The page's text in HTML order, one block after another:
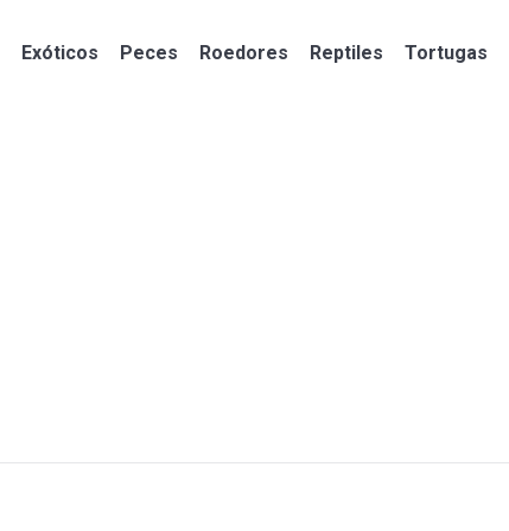
Exóticos Peces Roedores Reptiles Tortugas
Exóticos Peces Roedores Reptiles Tortugas